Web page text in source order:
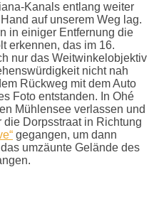
Kanals entlang weiter
auf unserem Weg lag.
in einiger Entfernung die
erkennen, das im 16.
nur das Weitwinkelobjektiv
nicht nah
Rückweg mit dem Auto
Foto entstanden. In Ohé
Mühlensee verlassen und
Dorpsstraat in Richtung
gegangen, um dann
umzäunte Gelände des